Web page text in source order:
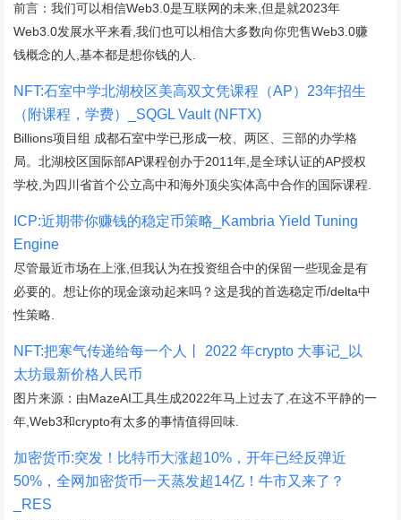
前言：我们可以相信Web3.0是互联网的未来,但是就2023年
Web3.0发展水平来看,我们也可以相信大多数向你兜售Web3.0赚
钱概念的人,基本都是想你钱的人.
NFT:石室中学北湖校区美高双文凭课程（AP）23年招生
（附课程，学费）_SQGL Vault (NFTX)
Billions项目组 成都石室中学已形成一校、两区、三部的办学格
局。北湖校区国际部AP课程创办于2011年,是全球认证的AP授权
学校,为四川省首个公立高中和海外顶尖实体高中合作的国际课程.
ICP:近期带你赚钱的稳定币策略_Kambria Yield Tuning
Engine
尽管最近市场在上涨,但我认为在投资组合中的保留一些现金是有
必要的。想让你的现金滚动起来吗？这是我的首选稳定币/delta中
性策略.
NFT:把寒气传递给每一个人丨 2022 年crypto 大事记_以
太坊最新价格人民币
图片来源：由MazeAI工具生成2022年马上过去了,在这不平静的一
年,Web3和crypto有太多的事情值得回味.
加密货币:突发！比特币大涨超10%，开年已经反弹近
50%，全网加密货币一天蒸发超14亿！牛市又来了？
_RES